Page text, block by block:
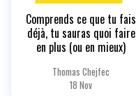
Comprends ce que tu fais
déjà, tu sauras quoi faire
en plus (ou en mieux)
Thomas Chejfec
18 Nov